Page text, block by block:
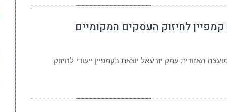
לחיזוק העסקים המקומיים
האזורית עמק יזרעאל יוצאת בקמפיין ייעודי לחיזוק